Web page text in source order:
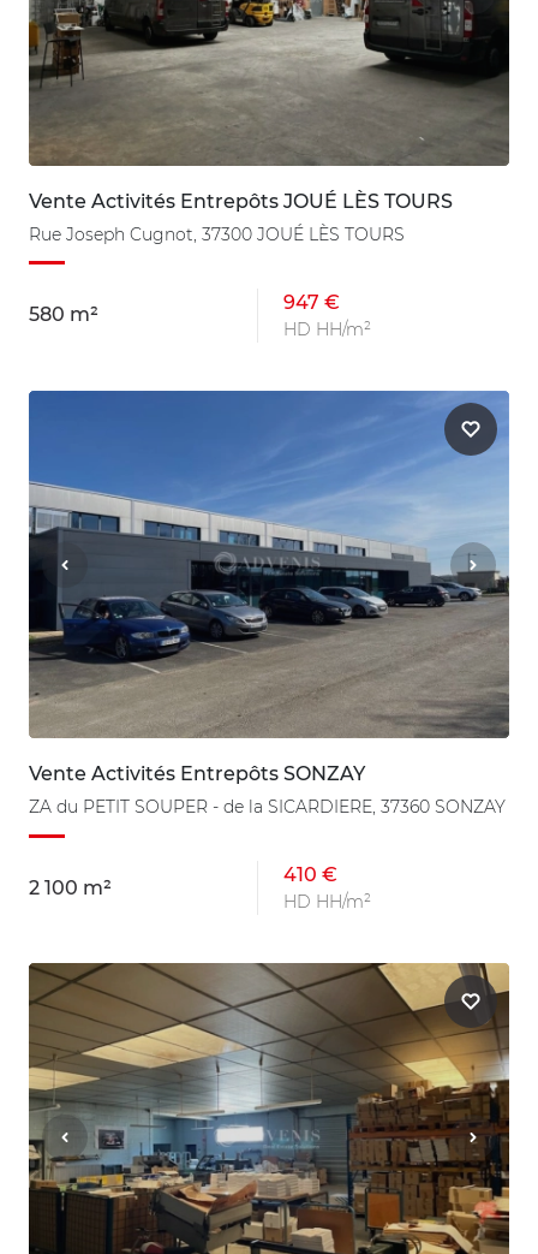
Vente Activités Entrepôts JOUÉ LÈS TOURS
Rue Joseph Cugnot, 37300 JOUÉ LÈS TOURS
580 m²
947 €
HD HH/m²
Vente Activités Entrepôts SONZAY
ZA du PETIT SOUPER - de la SICARDIERE, 37360 SONZAY
2 100 m²
410 €
HD HH/m²